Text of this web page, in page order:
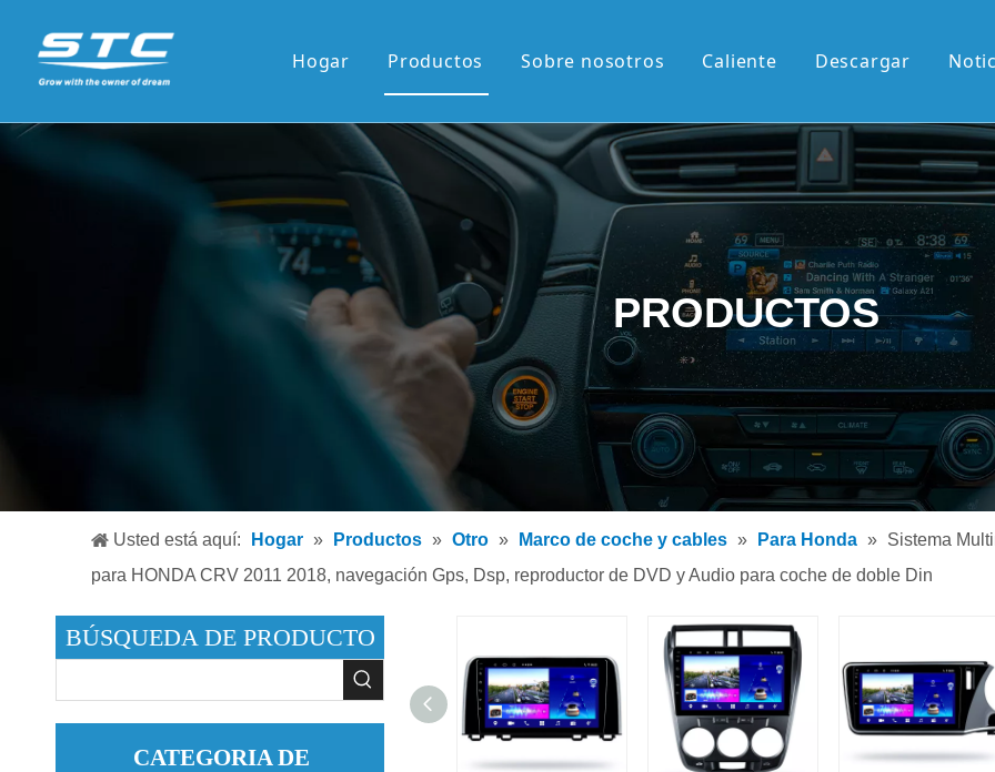
Hogar Productos
Serie OEM de 13,1'
Serie OEM de 12,3'
Pantalla 2K de 10,36'
Pantalla vertical de 9,7'
7'panel retráctil Android
9'/10'android
Los recién llegados
Reproductor de MP3 para coche
Sobre nosotros Caliente Descargar
PRODUCTOS
Usted está aquí: Hogar » Productos » Otro » Marco de coche y cables » Para Honda » Sistema
para HONDA CRV 2011 2018, navegación Gps, Dsp, reproductor de DVD y Audio para coche de doble Din
BÚSQUEDA DE PRODUCTO
CATEGORIA DE